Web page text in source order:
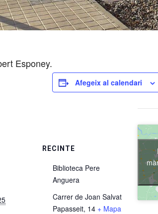
Esponey.
Afegeix al calendari
RECINTE
Biblioteca Pere
Anguera
Carrer de Joan Salvat
Papasseit, 14 + Mapa